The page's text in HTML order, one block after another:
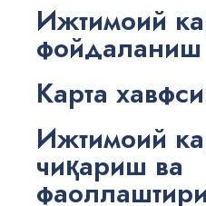
Ижтимоий
фойдаланиш
Карта
Ижтимоий
чиқариш ва